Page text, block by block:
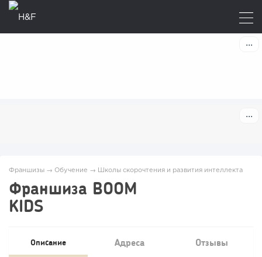
Франшизы → Обучение → Школы скорочтения и развития интеллекта
Франшиза BOOM
KIDS
Описание Адреса Отзывы